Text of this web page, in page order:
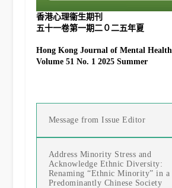
香港心理衞生期刊
Hong Kong Journal of Mental Health
Volume 51 No. 1 2025 Summer
Message from Issue Editor
Address Minority Stress and
Acknowledge Ethnic Diversity:
Renaming “Ethnic Minority” in a
Predominantly Chinese Society